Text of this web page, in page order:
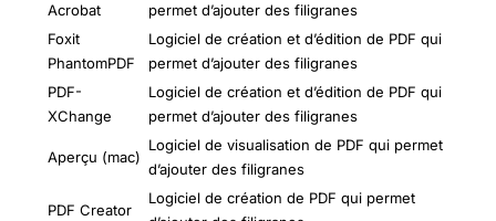
Acrobat
permet d’ajouter des filigranes
Foxit
PhantomPDF
Logiciel de création et d’édition de PDF qui
permet d’ajouter des filigranes
PDF-
XChange
Logiciel de création et d’édition de PDF qui
permet d’ajouter des filigranes
Aperçu (mac)
Logiciel de visualisation de PDF qui permet
d’ajouter des filigranes
PDF Creator
Logiciel de création de PDF qui permet